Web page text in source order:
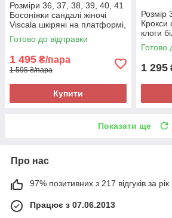
Розміри 36, 37, 38, 39, 40, 41
Босоніжки сандалі жіночі
Viscala шкіряні на платформі,
білі, на липучках
Готово до відправки
1 495 ₴/пара
1 595 ₴/пара
Купити
Розмір
Крокси
клоги
зручні
Готово
1 295
Показати ще
Про нас
97% позитивних з 217 відгуків за рік
Працює з 07.06.2013